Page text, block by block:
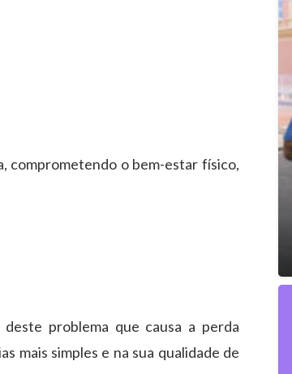
comprometendo o bem-estar físico,
problema que causa a perda
mais simples e na sua qualidade de